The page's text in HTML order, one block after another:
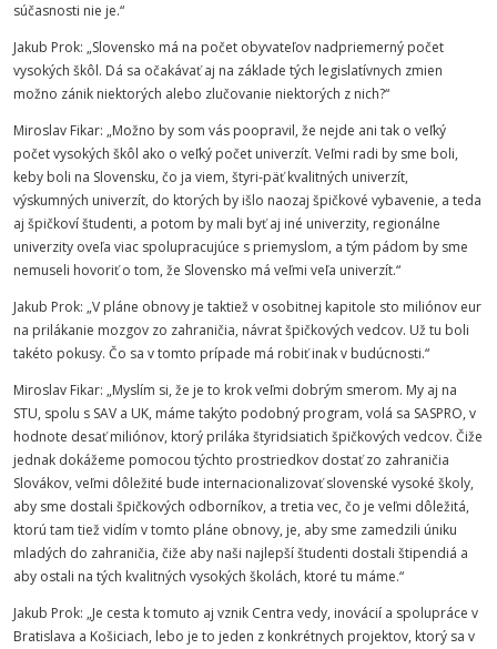
súčasnosti nie je.“
Jakub Prok: „Slovensko má na počet obyvateľov nadpriemerný počet
vysokých škôl. Dá sa očakávať aj na základe tých legislatívnych zmien
možno zánik niektorých alebo zlučovanie niektorých z nich?“
Miroslav Fikar: „Možno by som vás poopravil, že nejde ani tak o veľký
počet vysokých škôl ako o veľký počet univerzít. Veľmi radi by sme boli,
keby boli na Slovensku, čo ja viem, štyri-päť kvalitných univerzít,
výskumných univerzít, do ktorých by išlo naozaj špičkové vybavenie, a teda
aj špičkoví študenti, a potom by mali byť aj iné univerzity, regionálne
univerzity oveľa viac spolupracujúce s priemyslom, a tým pádom by sme
nemuseli hovoriť o tom, že Slovensko má veľmi veľa univerzít.“
Jakub Prok: „V pláne obnovy je taktiež v osobitnej kapitole sto miliónov eur
na prilákanie mozgov zo zahraničia, návrat špičkových vedcov. Už tu boli
takéto pokusy. Čo sa v tomto prípade má robiť inak v budúcnosti.“
Miroslav Fikar: „Myslím si, že je to krok veľmi dobrým smerom. My aj na
STU, spolu s SAV a UK, máme takýto podobný program, volá sa SASPRO, v
hodnote desať miliónov, ktorý priláka štyridsiatich špičkových vedcov. Čiže
jednak dokážeme pomocou týchto prostriedkov dostať zo zahraničia
Slovákov, veľmi dôležité bude internacionalizovať slovenské vysoké školy,
aby sme dostali špičkových odborníkov, a tretia vec, čo je veľmi dôležitá,
ktorú tam tiež vidím v tomto pláne obnovy, je, aby sme zamedzili úniku
mladých do zahraničia, čiže aby naši najlepší študenti dostali štipendiá a
aby ostali na tých kvalitných vysokých školách, ktoré tu máme.“
Jakub Prok: „Je cesta k tomuto aj vznik Centra vedy, inovácií a spolupráce v
Bratislava a Košiciach, lebo je to jeden z konkrétnych projektov, ktorý sa v